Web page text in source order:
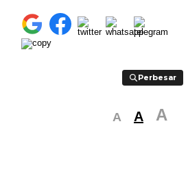
Perbesar
Perbesar
A A A